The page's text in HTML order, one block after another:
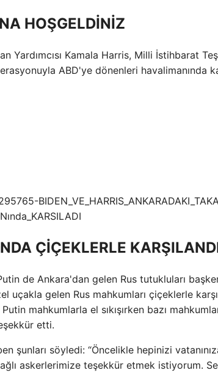
HOŞGELDİNİZ
Yardımcısı Kamala Harris, Milli İstihbarat
ABD'ye dönenleri havalimanında
ÇİÇEKLERLE
de Ankara'dan gelen Rus tutukluları
uçakla gelen Rus mahkumları çiçeklerle
Putin mahkumlarla el sıkışırken bazı
etti.
şunları söyledi: “Öncelikle hepinizi
askerlerimize teşekkür etmek istiyorum.